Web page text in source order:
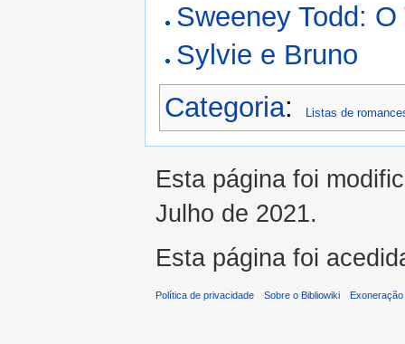
Sweeney Todd:
Sylvie e Bruno
Categoria: Listas de
Esta página foi
Julho de 2021.
Esta página foi
Política de privacidade Sobre o Bibliowiki